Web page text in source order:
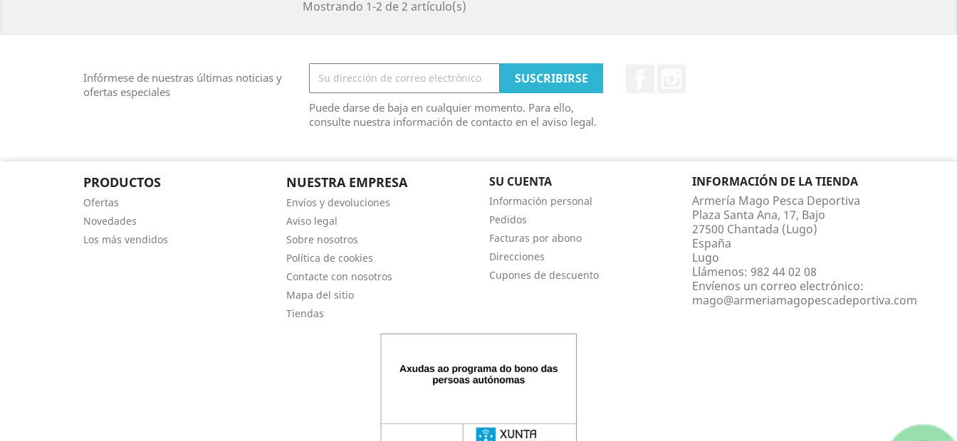
Mostrando 1-2 de 2 artículo(s)
Infórmese de nuestras últimas noticias y
ofertas especiales
Puede darse de baja en cualquier momento. Para ello,
consulte nuestra información de contacto en el aviso legal.
PRODUCTOS
Ofertas
Novedades
Los más vendidos
NUESTRA EMPRESA
Envíos y devoluciones
Aviso legal
Sobre nosotros
Política de cookies
Contacte con nosotros
Mapa del sitio
Tiendas
SU CUENTA
Información personal
Pedidos
Facturas por abono
Direcciones
Cupones de descuento
INFORMACIÓN DE LA TIENDA
Armería Mago Pesca Deportiva
Plaza Santa Ana, 17, Bajo
27500 Chantada (Lugo)
España
Lugo
Llámenos: 982 44 02 08
Envíenos un correo electrónico:
mago@armeriamagopescadeportiva.com